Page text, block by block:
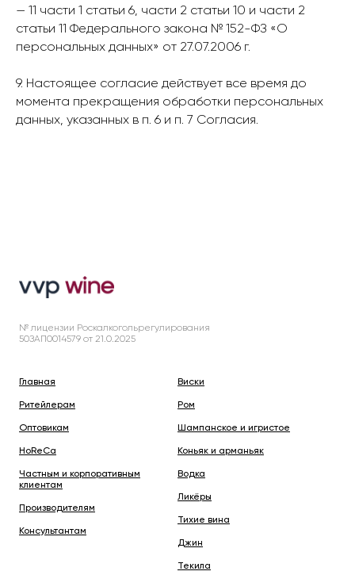
— 11 части 1 статьи 6, части 2 статьи 10 и части 2
статьи 11 Федерального закона № 152-ФЗ «О
персональных данных» от 27.07.2006 г.
9. Настоящее согласие действует все время до
момента прекращения обработки персональных
данных, указанных в п. 6 и п. 7 Согласия.
№ лицензии Роскалкогольрегулирования
50ЗАП0014579 от 21.0.2025
Главная
Ритейлерам
Оптовикам
HoReCa
Частным и корпоративным
клиентам
Производителям
Консультантам
Виски
Ром
Шампанское и игристое
Коньяк и арманьяк
Водка
Ликёры
Тихие вина
Джин
Текила